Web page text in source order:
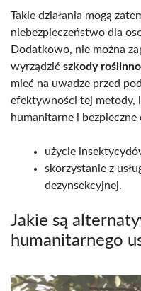
Takie działania mogą
niebezpieczeństwo dla
Dodatkowo, nie można
wyrządzić szkody
mieć na uwadze przed
efektywności tej metody,
humanitarne i bezpieczne
użycie
skorzystanie z
dezynsekcyjnej.
Jakie są
humanitarnego